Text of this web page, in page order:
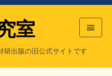
室
研出版の旧公式サイトです